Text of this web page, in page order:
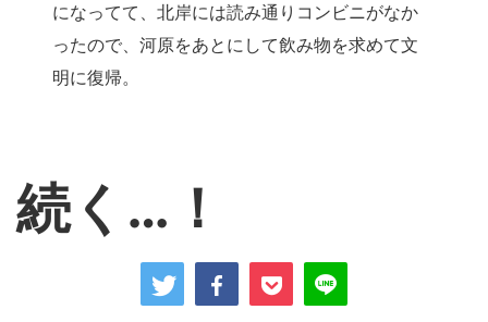
になってて、北岸には読み通りコンビニがなか
ったので、河原をあとにして飲み物を求めて文
明に復帰。
続く…！